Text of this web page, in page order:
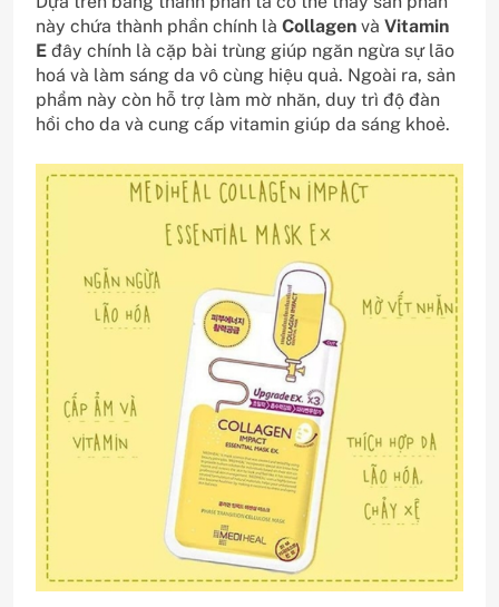
này chứa thành phần chính là Collagen và Vitamin
E đây chính là cặp bài trùng giúp ngăn ngừa sự lão
hoá và làm sáng da vô cùng hiệu quả. Ngoài ra, sản
phẩm này còn hỗ trợ làm mờ nhăn, duy trì độ đàn
hồi cho da và cung cấp vitamin giúp da sáng khoẻ.